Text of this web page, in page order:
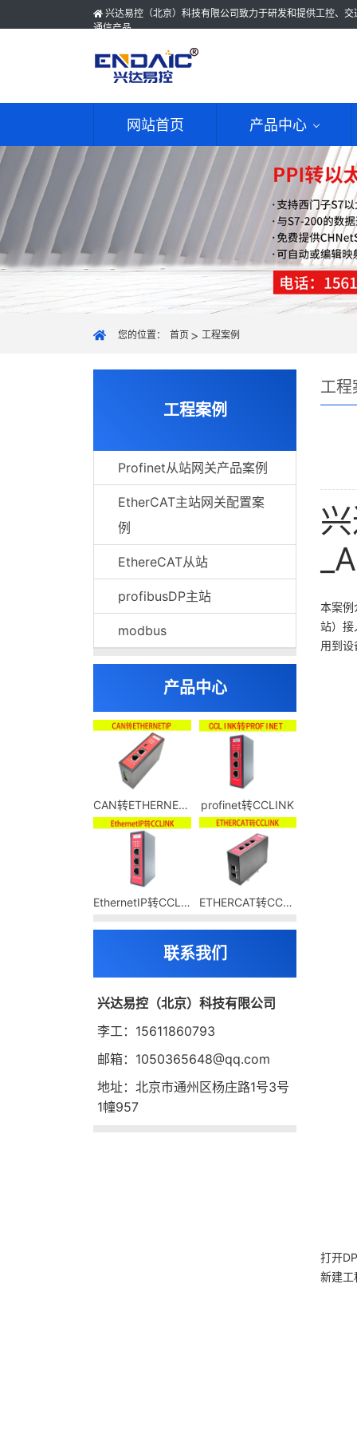
兴达易控（北京）科技有限公司致力于研发和提供工控、
通信产品
网站首页 产品中心
您的位置： 首页 工程案例
工程案例
Profinet从站网关产品案例
EtherCAT主站网关配置案
例
EthereCAT从站
profibusDP主站
modbus
产品中心
CAN转ETHERNETIP profinet转CCLINK
EthernetIP转CCLINK ETHERCAT转CCLINK
联系我们
兴达易控（北京）科技有限公司
李工：15611860793
邮箱：1050365648@qq.com
地址：北京市通州区杨庄路1号3号
1幢957
工程
本案例
站）
用到
打开
新建工